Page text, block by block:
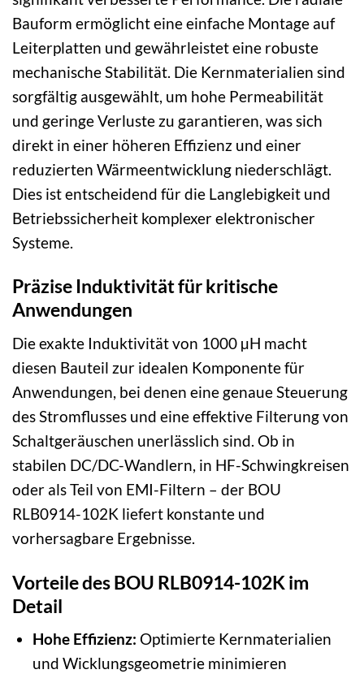
Bauform ermöglicht eine einfache Montage auf
Leiterplatten und gewährleistet eine robuste
mechanische Stabilität. Die Kernmaterialien sind
sorgfältig ausgewählt, um hohe Permeabilität
und geringe Verluste zu garantieren, was sich
direkt in einer höheren Effizienz und einer
reduzierten Wärmeentwicklung niederschlägt.
Dies ist entscheidend für die Langlebigkeit und
Betriebssicherheit komplexer elektronischer
Systeme.
Präzise Induktivität für kritische
Anwendungen
Die exakte Induktivität von 1000 µH macht
diesen Bauteil zur idealen Komponente für
Anwendungen, bei denen eine genaue Steuerung
des Stromflusses und eine effektive Filterung von
Schaltgeräuschen unerlässlich sind. Ob in
stabilen DC/DC-Wandlern, in HF-Schwingkreisen
oder als Teil von EMI-Filtern – der BOU
RLB0914-102K liefert konstante und
vorhersagbare Ergebnisse.
Vorteile des BOU RLB0914-102K im
Detail
Hohe Effizienz: Optimierte Kernmaterialien
und Wicklungsgeometrie minimieren